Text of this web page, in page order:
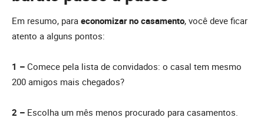
Em resumo, para economizar no casamento, você deve ficar
atento a alguns pontos:
1 – Comece pela lista de convidados: o casal tem mesmo
200 amigos mais chegados?
2 – Escolha um mês menos procurado para casamentos.